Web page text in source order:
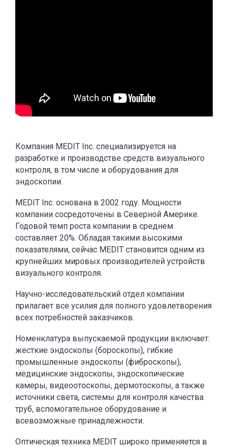
Компания MEDIT Inc. специализируется на
разработке и производстве средств визуального
контроля, в том числе и оборудования для
эндоскопии.
MEDIT Inc. основана в 2002 году. Мощности
компании сосредоточены в Северной Америке.
Годовой темп роста компании в среднем
составляет 20%. Обладая такими высокими
показателями, сейчас MEDIT становится одним из
крупнейших мировых производителей устройств
визуального контроля.
Научно-исследовательский отдел компании
прилагает все усилия для полного удовлетворения
всех потребностей заказчиков.
Номенклатура выпускаемой продукции включает:
жесткие эндоскопы (бороскопы), гибкие
промышленные эндоскопы (фиброскопы),
медицинские эндоскопы, эндоскопические
камеры, видеоотоскопы, дермотоскопы, а также
источники света, системы для контроля качества
труб, вспомогательное оборудование и
всевозможные принадлежности.
Оптическая техника MEDIT широко применяется в